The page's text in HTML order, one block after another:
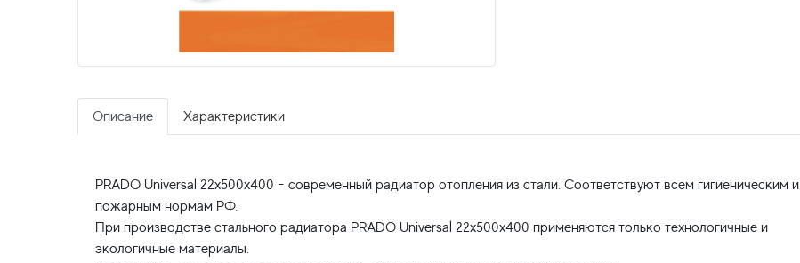
Описание Характеристики
PRADO Universal 22x500x400 - современный радиатор отопления из стали. Соответствуют всем гигиеническим и
пожарным нормам РФ.
При производстве стального радиатора PRADO Universal 22x500x400 применяются только технологичные и
экологичные материалы.